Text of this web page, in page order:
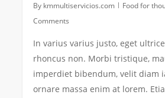
By kmmultiservicios.com Food for
Comments
In varius varius justo, eget
rhoncus non. Morbi tristique,
imperdiet bibendum, velit diam
ornare massa enim at lorem.